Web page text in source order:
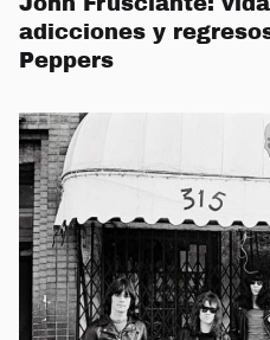
adicciones y
Peppers